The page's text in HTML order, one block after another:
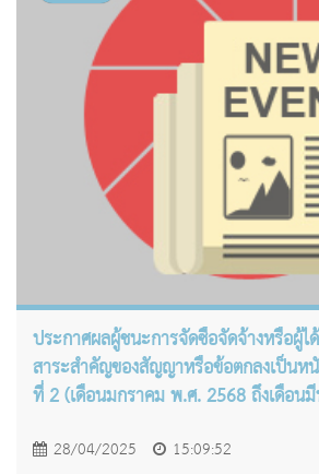
ประกาศผลผู้ชนะการจัดซื้อจัดจ้างหรือผู้ไ
สาระสำคัญของสัญญาหรือข้อตกลงเป็นห
ที่ 2 (เดือนมกราคม พ.ศ. 2568 ถึงเดือน
28/04/2025 15:09:52